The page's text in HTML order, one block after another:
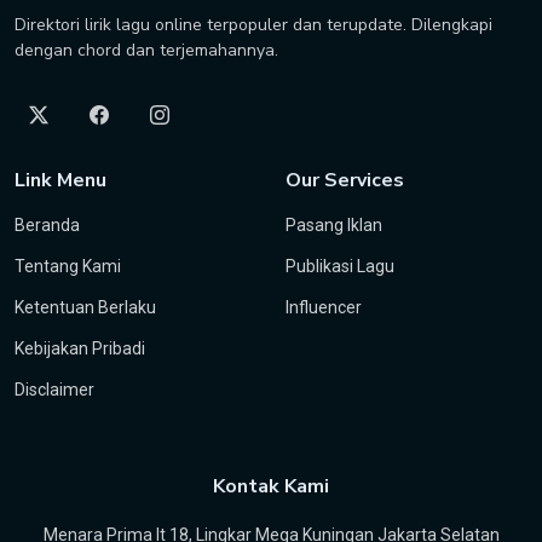
Direktori lirik lagu online terpopuler dan terupdate. Dilengkapi
dengan chord dan terjemahannya.
Link Menu
Beranda
Tentang Kami
Ketentuan Berlaku
Kebijakan Pribadi
Disclaimer
Our Services
Pasang Iklan
Publikasi Lagu
Influencer
Kontak Kami
Menara Prima lt 18, Lingkar Mega Kuningan Jakarta Selatan